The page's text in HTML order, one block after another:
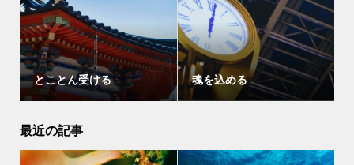
とことん受ける 魂を込める
最近の記事